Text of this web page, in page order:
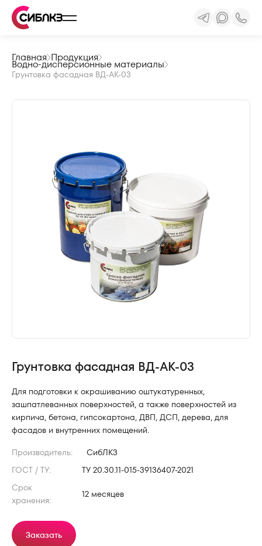
Главная Продукция
Водно-дисперсионные материалы
Грунтовка фасадная ВД-АК-03
Грунтовка фасадная ВД-АК-03
Для подготовки к окрашиванию оштукатуренных,
зашпатлеванных поверхностей, а также поверхностей из
кирпича, бетона, гипсокартона, ДВП, ДСП, дерева, для
фасадов и внутренних помещений.
Производитель:
СибЛКЗ
ГОСТ / ТУ:
ТУ 20.30.11-015-39136407-2021
Срок
хранения:
12 месяцев
Заказать